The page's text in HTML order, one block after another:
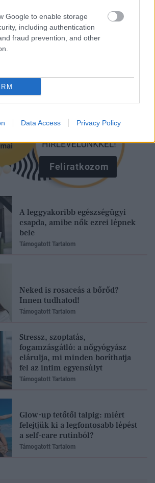
Google to enable storage
including authentication
fraud prevention, and other
Data Access Privacy Policy
a Glamour cikkeit aGoogle hírekben
Feliratkozom
A leggyakoribb egészségügyi
csapda, amibe nők ezrei lépnek
bele
Támogatott Tartalom
Neked is rosaceás a bőrőd?
Innen tudhatod!
Támogatott Tartalom
Stressz, szoptatás,
fogamzásgátló: a nőgyógyász
elárulja, mi minden boríthatja
fel az intim egyensúlyt
Támogatott Tartalom
Glow-up tetőtől talpig: miért
felejtjük ki a legfontosabb lépést
a self-care rutinból?
Támogatott Tartalom